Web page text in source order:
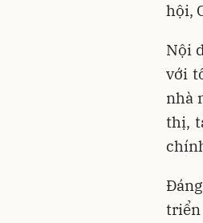
hội,
Nội
với
nhà
thị,
triển